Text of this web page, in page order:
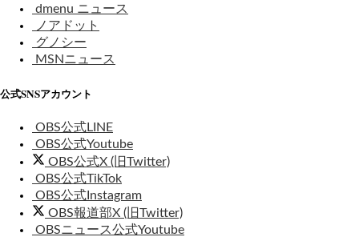
dmenu ニュース
ノアドット
グノシー
MSNニュース
公式SNSアカウント
OBS公式LINE
OBS公式Youtube
OBS公式X (旧Twitter)
OBS公式TikTok
OBS公式Instagram
OBS報道部X (旧Twitter)
OBSニュース公式Youtube